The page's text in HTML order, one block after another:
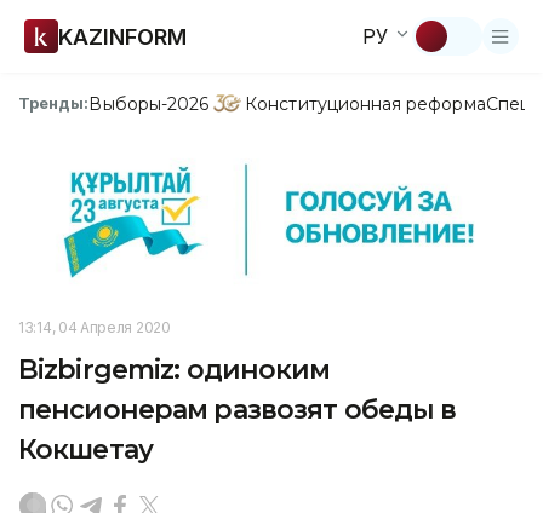
KAZINFORM РУ
Тренды:Выборы-2026 Конституционная реформа
13:14, 04 Апреля 2020
Bizbirgemiz: одиноким
пенсионерам развозят обеды в
Кокшетау